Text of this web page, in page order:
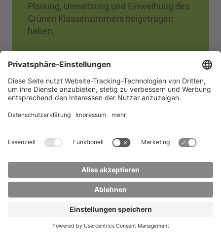
Planung, Umsetzung und Einweihung des
Grünen Klassenzimmers beigetragen
haben.
Mitglied des Sächsischen Landtags, Dr.
Bruno Bartscher und Rocco Kühn vom
Sächsischen Staatsministerium für
Wissenschaft, Kultur und Tourismus
(SMWK), Thomas Zenker,
Ute Wunderlich, Geschäftsführerin der
den Schülerinnen und Schülern der
SCHKOLA Hartau sowie ihrer
Lernbegleiterin Julia Rother.
Für die Planung und Umsetzung des
Vorhabens danken wir der OSTEG GmbH,